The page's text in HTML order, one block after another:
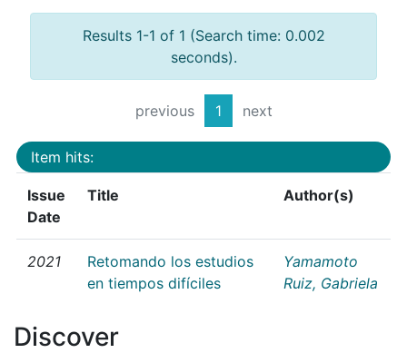
Results 1-1 of 1 (Search time: 0.002
seconds).
previous 1 next
Item hits:
Issue
Date
Title Author(s)
2021
Retomando los estudios
en tiempos difíciles
Yamamoto
Ruiz, Gabriela
Discover